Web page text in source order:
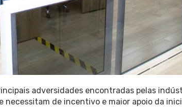
adversidades encontradas pelas
necessitam de incentivo e maior apoio da